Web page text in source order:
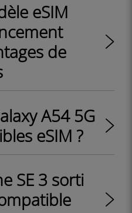
eSIM
de
A54 5G
eSIM ?
SE 3 sorti